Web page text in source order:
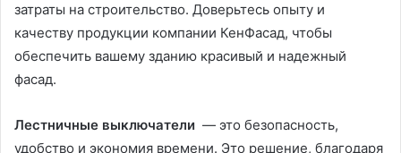
затраты на строительство. Доверьтесь опыту и
качеству продукции компании КенФасад, чтобы
обеспечить вашему зданию красивый и надежный
фасад.
Лестничные выключатели — это безопасность,
удобство и экономия времени. Это решение, благодаря